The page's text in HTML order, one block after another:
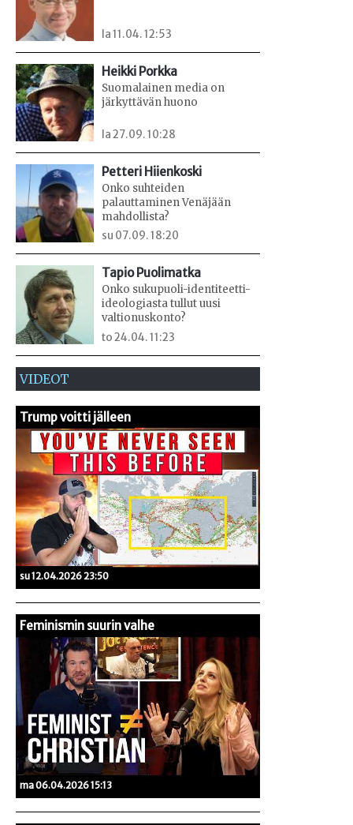
la 11.04. 12:53
Heikki Porkka
Suomalainen media on
järkyttävän huono
la 27.09. 10:28
Petteri Hiienkoski
Onko suhteiden
palauttaminen Venäjään
mahdollista?
su 07.09. 18:20
Tapio Puolimatka
Onko sukupuoli-identiteetti-
ideologiasta tullut uusi
valtionuskonto?
to 24.04. 11:23
VIDEOT
Trump voitti jälleen
su 12.04.2026 23:50
Feminismin suurin valhe
ma 06.04.2026 15:13